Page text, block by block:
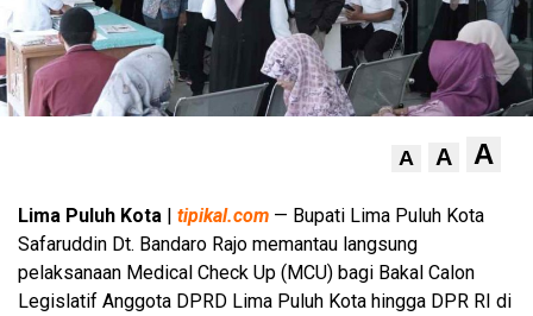
A A A
Lima Puluh Kota | tipikal.com — Bupati Lima Puluh Kota
Safaruddin Dt. Bandaro Rajo memantau langsung
pelaksanaan Medical Check Up (MCU) bagi Bakal Calon
Legislatif Anggota DPRD Lima Puluh Kota hingga DPR RI di